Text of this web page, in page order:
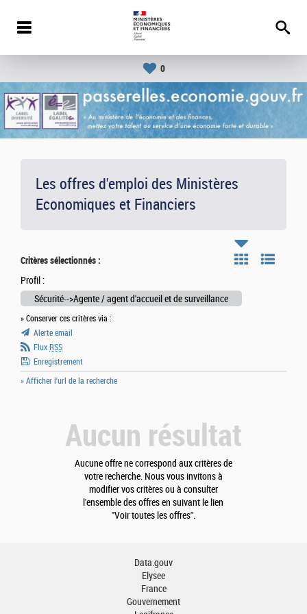
0
Les offres d'emploi des Ministères
Economiques et Financiers
Critères sélectionnés :
Profil :
Sécurité-->Agente / agent d'accueil et de surveillance
» Conserver ces critères via :
Alerte email
Flux RSS
Enregistrement
» Afficher l'url de la recherche
Aucun résultat
Aucune offre ne correspond aux critères de
votre recherche. Nous vous invitons à
modifier vos critères ou à consulter
l'ensemble des offres en suivant le lien
"Voir toutes les offres".
Data.gouv
Elysee
France
Gouvernement